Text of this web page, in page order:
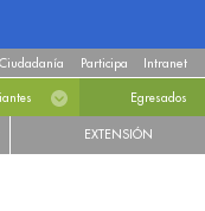
Participa Intranet
Egresados
EXTENSIÓN